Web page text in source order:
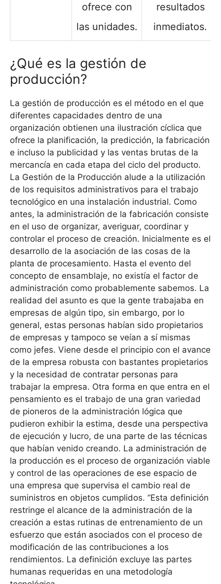
ofrece con
las unidades.
resultados
inmediatos.
¿Qué es la gestión de
producción?
La gestión de producción es el método en el que
diferentes capacidades dentro de una
organización obtienen una ilustración cíclica que
ofrece la planificación, la predicción, la fabricación
e incluso la publicidad y las ventas brutas de la
mercancía en cada etapa del ciclo del producto.
La Gestión de la Producción alude a la utilización
de los requisitos administrativos para el trabajo
tecnológico en una instalación industrial. Como
antes, la administración de la fabricación consiste
en el uso de organizar, averiguar, coordinar y
controlar el proceso de creación. Inicialmente es el
desarrollo de la asociación de las cosas de la
planta de procesamiento. Hasta el evento del
concepto de ensamblaje, no existía el factor de
administración como probablemente sabemos. La
realidad del asunto es que la gente trabajaba en
empresas de algún tipo, sin embargo, por lo
general, estas personas habían sido propietarios
de empresas y tampoco se veían a sí mismas
como jefes. Viene desde el principio con el avance
de la empresa robusta con bastantes propietarios
y la necesidad de contratar personas para
trabajar la empresa. Otra forma en que entra en el
pensamiento es el trabajo de una gran variedad
de pioneros de la administración lógica que
pudieron exhibir la estima, desde una perspectiva
de ejecución y lucro, de una parte de las técnicas
que habían venido creando. La administración de
la producción es el proceso de organización viable
y control de las operaciones de ese espacio de
una empresa que supervisa el cambio real de
suministros en objetos cumplidos. ”Esta definición
restringe el alcance de la administración de la
creación a estas rutinas de entrenamiento de un
esfuerzo que están asociados con el proceso de
modificación de las contribuciones a los
rendimientos. La definición excluye las partes
humanas requeridas en una metodología